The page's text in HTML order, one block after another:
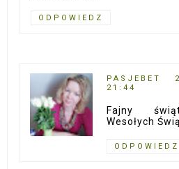
ODPOWIEDZ
PASJEBET
21:44
Fajny
Wesołych
ODPOWIEDZ